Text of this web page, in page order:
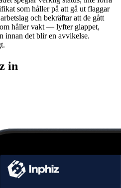
som håller på att gå ut flaggar
och bekräftar att de gått
håller vakt — lyfter glappet,
innan det blir en avvikelse.
in